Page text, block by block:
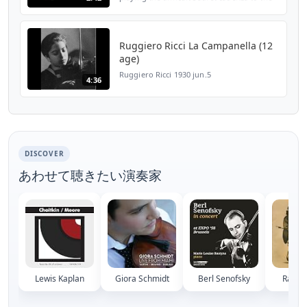
4:36
Ruggiero Ricci La Campanella (12
age)
Ruggiero Ricci 1930 jun.5
DISCOVER
あわせて聴きたい演奏家
Lewis Kaplan Giora Schmidt Berl Senofsky Ray